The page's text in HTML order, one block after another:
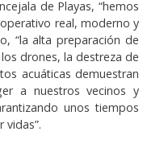
de Playas, “hemos
real, moderno y
“la alta preparación de
drones, la destreza de
acuáticas demuestran
a nuestros vecinos y
unos tiempos